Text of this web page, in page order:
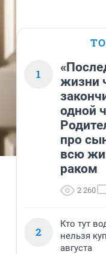
1
жизни
одной
про
всю
раком
2 260
2
Кто тут
нельзя
августа